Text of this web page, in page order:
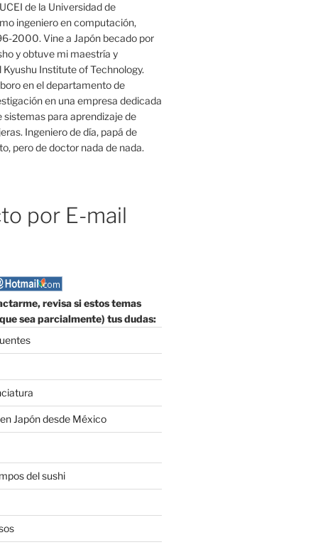
de la Universidad de
ingeniero en computación,
2000. Vine a Japón becado por
y obtuve mi maestría y
Institute of Technology.
en el departamento de
en una empresa dedicada
sistemas para aprendizaje de
Ingeniero de día, papá de
pero de doctor nada de nada.
por E-mail
revisa si estos temas
sea parcialmente) tus dudas:
Japón desde México
del sushi